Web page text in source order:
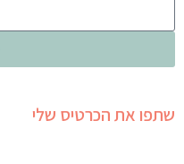
שתפו את הכרטיס שלי